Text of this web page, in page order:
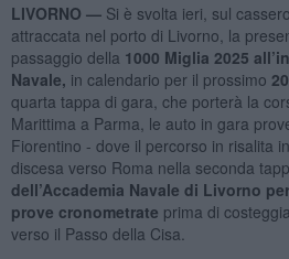
LIVORNO — Si è svolta ieri, sul
attraccata nel porto di Livorno, la
passaggio della 1000 Miglia 2025
Navale, in calendario per il prossimo
quarta tappa di gara, che porterà la
Marittima a Parma, le auto in gara
Fiorentino - dove il percorso in risalita
discesa verso Roma nella seconda
dell’Accademia Navale di Livorno
prove cronometrate prima di
verso il Passo della Cisa.